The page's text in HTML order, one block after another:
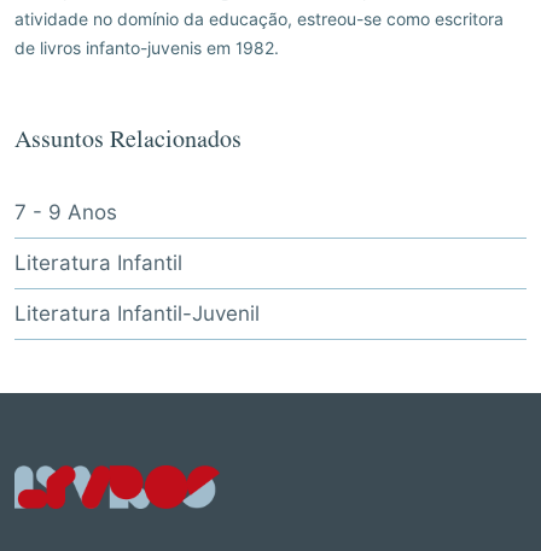
atividade no domínio da educação, estreou-se como escritora
de livros infanto-juvenis em 1982.
Assuntos Relacionados
7 - 9 Anos
Literatura Infantil
Literatura Infantil-Juvenil